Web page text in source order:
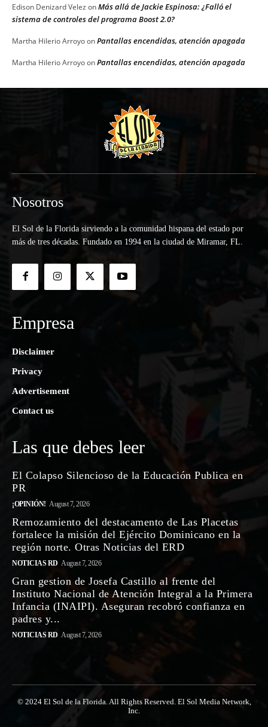
Edison Denizard Velez onMás allá de Jackie Espinosa: ¿Falló el
sistema de controles del programa Boost 2.0?
Martha Hilerio ArroyoonPantallas encendidas, atención apagada
Martha Hilerio ArroyoonPantallas encendidas, atención apagada
Nosotros
El Sol de la Florida sirviendo a la comunidad hispana del estado por
más de tres décadas. Fundado en 1994 en la ciudad de Miramar, FL.
Empresa
Disclaimer
Privacy
Advertisement
Contact us
Las que debes leer
El Colapso Silencioso de la Educación Publica en
PR
¡OPINIÓN! August 7, 2026
Remozamiento del destacamento de Las Placetas
fortalece la misión del Ejército Dominicano en la
región norte. Otras Noticias del ERD
NOTICIAS RD August 7, 2026
Gran gestion de Josefa Castillo al frente del
Instituto Nacional de Atención Integral a la Primera
Infancia (INAIPI). Aseguran recobró confianza en
padres y...
NOTICIAS RD August 7, 2026
© 2024 El Sol de la Florida. All Rights Reserved. El Sol Media Network,
Inc.